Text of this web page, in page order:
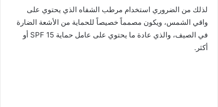
لذلك من الضروري استخدام مرطب الشفاه الذي يحتوي على
واقي الشمس، ويكون مصمماً خصيصاً للحماية من الأشعة الضارة
في الصيف، والذي عادة ما يحتوي على عامل حماية 15 SPF أو
أكثر.